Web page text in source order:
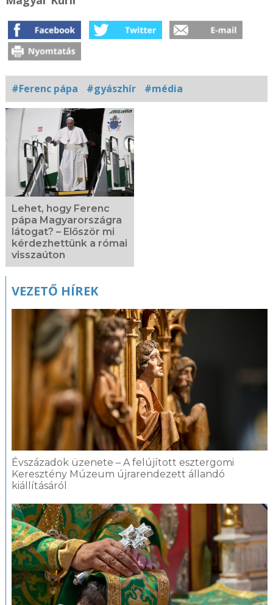
#Ferenc pápa #gyászhír #média
Kapcsolódó
fotógaléria
Lehet, hogy Ferenc
pápa Magyarországra
látogat? – Először mi
kérdezhettünk a római
visszaúton
VEZETŐ HÍREK
Évszázadok üzenete – A felújított esztergomi
Keresztény Múzeum újrarendezett állandó
kiállításáról